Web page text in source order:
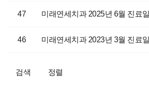
47 미래연세치과 2025년 6월 진료
46 미래연세치과 2023년 3월 진료
검색 정렬